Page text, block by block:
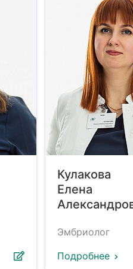
Кулакова
Елена
Эмбриолог
Подробнее